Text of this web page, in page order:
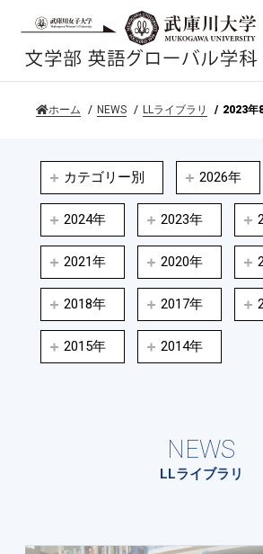
ホーム NEWS LLライブラリ 2023年
カテゴリー別 2026年
2024年 2023年
2021年 2020年
2018年 2017年
2015年 2014年
NEWS
LLライブラリ